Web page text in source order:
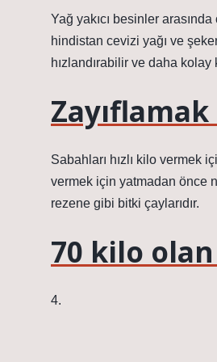
Yağ yakıcı besinler
hindistan cevizi yağı ve
hızlandırabilir ve daha
Sabahları hızlı kilo
vermek için yatmadan önce
rezene gibi bitki çaylarıdır.
70 kilo
4.